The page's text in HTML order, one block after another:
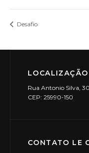
Desafio
LOCALIZAÇÃO
Rua Antonio Silva,
CEP: 25990-150
CONTATO LE